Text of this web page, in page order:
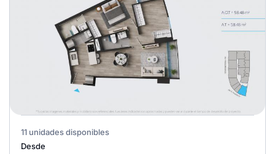
11 unidades disponibles
Desde